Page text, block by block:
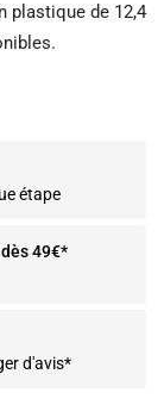
plastique de 12,4
étape
49€*
d'avis*